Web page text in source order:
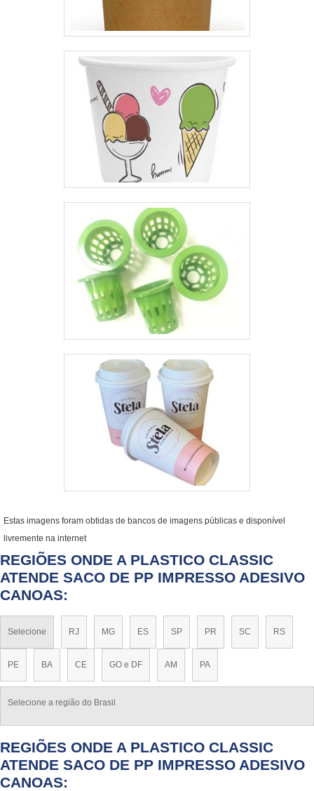
Estas imagens foram obtidas de bancos de imagens públicas e disponível
livremente na internet
REGIÕES ONDE A PLASTICO CLASSIC
ATENDE SACO DE PP IMPRESSO ADESIVO
CANOAS:
Selecione RJ MG ES SP PR SC RS
PE BA CE GO e DF AM PA
Selecione a região do Brasil
REGIÕES ONDE A PLASTICO CLASSIC
ATENDE SACO DE PP IMPRESSO ADESIVO
CANOAS: